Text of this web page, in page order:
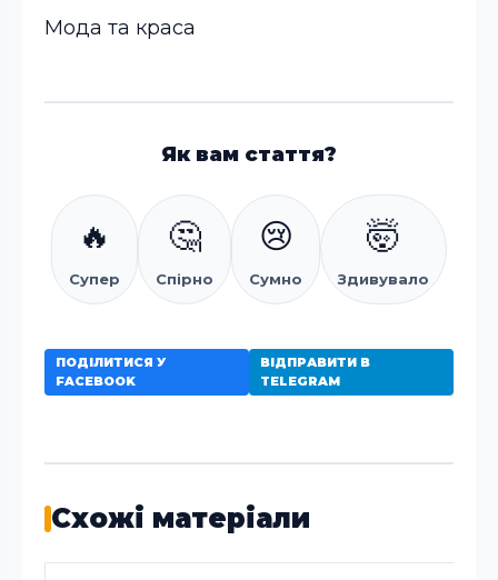
Мода та краса
Як вам стаття?
🔥
Супер
🤔
Спірно
😢
Сумно
🤯
Здивувало
ПОДІЛИТИСЯ У
FACEBOOK
ВІДПРАВИТИ В
TELEGRAM
Схожі матеріали